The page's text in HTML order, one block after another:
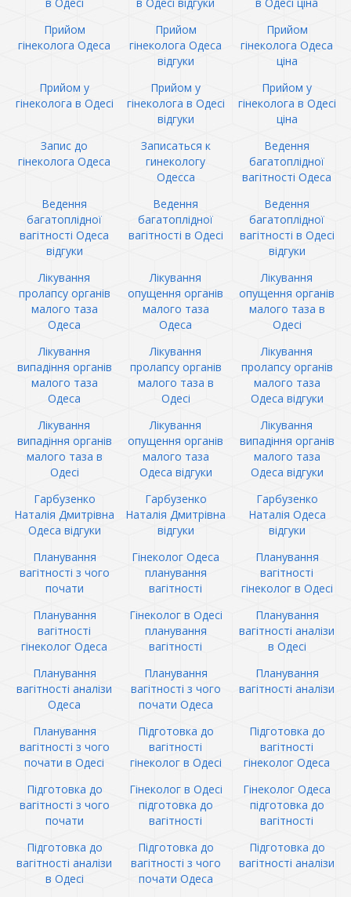
Прийом
гінеколога Одеса
Прийом
гінеколога Одеса
відгуки
Прийом
гінеколога Одеса
ціна
Прийом у
гінеколога в Одесі
Прийом у
гінеколога в Одесі
відгуки
Прийом у
гінеколога в Одесі
ціна
Запис до
гінеколога Одеса
Записаться к
гинекологу
Одесса
Ведення
багатоплідної
вагітності Одеса
Ведення
багатоплідної
вагітності Одеса
відгуки
Ведення
багатоплідної
вагітності в Одесі
Ведення
багатоплідної
вагітності в Одесі
відгуки
Лікування
пролапсу органів
малого таза
Одеса
Лікування
опущення органів
малого таза
Одеса
Лікування
опущення органів
малого таза в
Одесі
Лікування
випадіння органів
малого таза
Одеса
Лікування
пролапсу органів
малого таза в
Одесі
Лікування
пролапсу органів
малого таза
Одеса відгуки
Лікування
випадіння органів
малого таза в
Одесі
Лікування
опущення органів
малого таза
Одеса відгуки
Лікування
випадіння органів
малого таза
Одеса відгуки
Гарбузенко
Наталія Дмитрівна
Одеса відгуки
Гарбузенко
Наталія Дмитрівна
відгуки
Гарбузенко
Наталія Одеса
відгуки
Планування
вагітності з чого
почати
Гінеколог Одеса
планування
вагітності
Планування
вагітності
гінеколог в Одесі
Планування
вагітності
гінеколог Одеса
Гінеколог в Одесі
планування
вагітності
Планування
вагітності аналізи
в Одесі
Планування
вагітності аналізи
Одеса
Планування
вагітності з чого
почати Одеса
Планування
вагітності аналізи
Планування
вагітності з чого
почати в Одесі
Підготовка до
вагітності
гінеколог в Одесі
Підготовка до
вагітності
гінеколог Одеса
Підготовка до
вагітності з чого
почати
Гінеколог в Одесі
підготовка до
вагітності
Гінеколог Одеса
підготовка до
вагітності
Підготовка до
вагітності аналізи
в Одесі
Підготовка до
вагітності з чого
почати Одеса
Підготовка до
вагітності аналізи